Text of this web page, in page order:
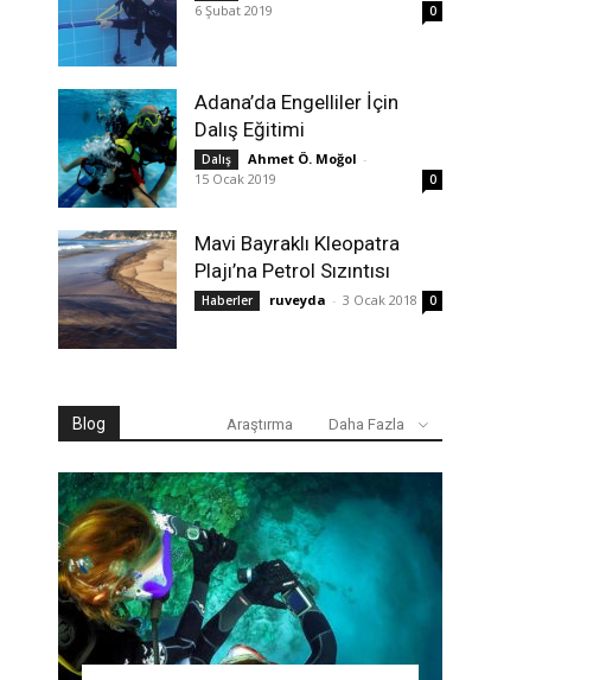
6 Şubat 2019
0
Adana’da Engelliler İçin
Dalış Eğitimi
Dalış Ahmet Ö. Moğol -
15 Ocak 2019
0
Mavi Bayraklı Kleopatra
Plajı’na Petrol Sızıntısı
Haberler ruveyda - 3 Ocak 2018 0
Blog Araştırma Daha Fazla